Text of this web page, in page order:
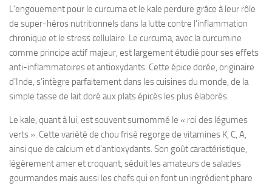
L’engouement pour le curcuma et le kale perdure grâce à leur rôle
de super-héros nutritionnels dans la lutte contre l’inflammation
chronique et le stress cellulaire. Le curcuma, avec la curcumine
comme principe actif majeur, est largement étudié pour ses effets
anti-inflammatoires et antioxydants. Cette épice dorée, originaire
d’Inde, s’intègre parfaitement dans les cuisines du monde, de la
simple tasse de lait doré aux plats épicés les plus élaborés.
Le kale, quant à lui, est souvent surnommé le « roi des légumes
verts ». Cette variété de chou frisé regorge de vitamines K, C, A,
ainsi que de calcium et d’antioxydants. Son goût caractéristique,
légèrement amer et croquant, séduit les amateurs de salades
gourmandes mais aussi les chefs qui en font un ingrédient phare